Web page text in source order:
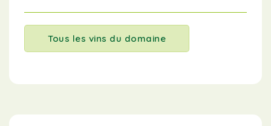
Tous les vins du domaine